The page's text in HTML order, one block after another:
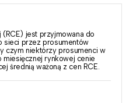
jest przyjmowana do
sieci przez prosumentów
czym niektórzy prosumenci w
rynkowej cenie
średnią ważoną z cen RCE.